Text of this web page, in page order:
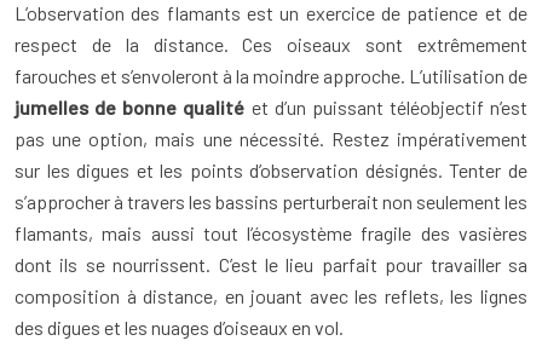
L’observation des flamants est un exercice de patience et de
respect de la distance. Ces oiseaux sont extrêmement
farouches et s’envoleront à la moindre approche. L’utilisation de
jumelles de bonne qualité et d’un puissant téléobjectif n’est
pas une option, mais une nécessité. Restez impérativement
sur les digues et les points d’observation désignés. Tenter de
s’approcher à travers les bassins perturberait non seulement les
flamants, mais aussi tout l’écosystème fragile des vasières
dont ils se nourrissent. C’est le lieu parfait pour travailler sa
composition à distance, en jouant avec les reflets, les lignes
des digues et les nuages d’oiseaux en vol.